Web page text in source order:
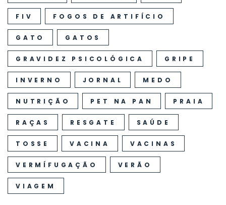
FIV FOGOS DE ARTIFÍCIO
GATO GATOS
GRAVIDEZ PSICOLÓGICA GRIPE
INVERNO JORNAL MEDO
NUTRIÇÃO PET NA PAN PRAIA
RAÇAS RESGATE SAÚDE
TOSSE VACINA VACINAS
VERMÍFUGAÇÃO VERÃO
VIAGEM